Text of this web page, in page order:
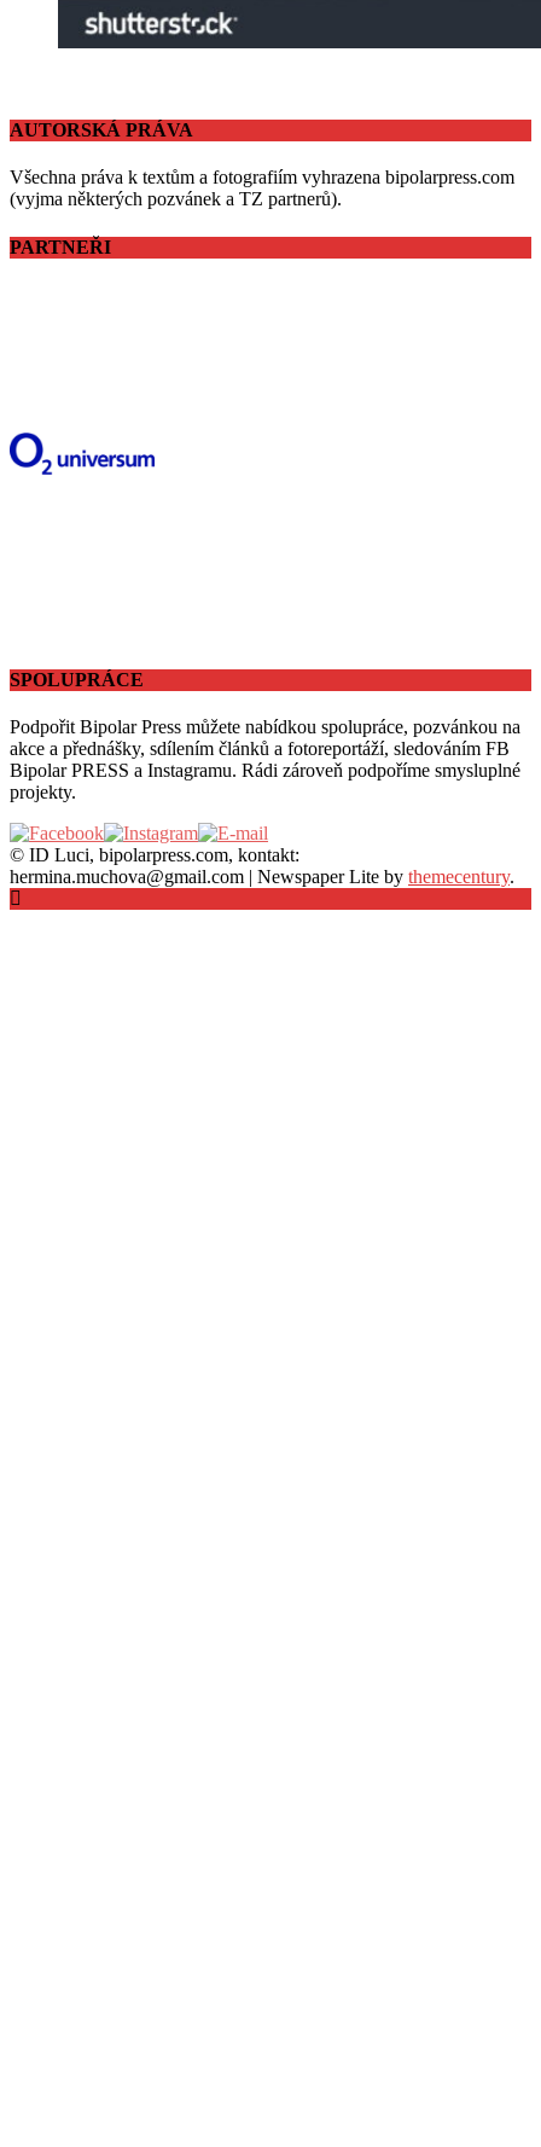
AUTORSKÁ PRÁVA
Všechna práva k textům a fotografiím vyhrazena bipolarpress.com
(vyjma některých pozvánek a TZ partnerů).
PARTNEŘI
SPOLUPRÁCE
Podpořit Bipolar Press můžete nabídkou spolupráce, pozvánkou na
akce a přednášky, sdílením článků a fotoreportáží, sledováním FB
Bipolar PRESS a Instagramu. Rádi zároveň podpoříme smysluplné
projekty.
© ID Luci, bipolarpress.com, kontakt:
hermina.muchova@gmail.com | Newspaper Lite by themecentury.